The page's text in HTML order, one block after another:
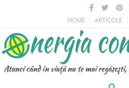
HOME ARTICOLE